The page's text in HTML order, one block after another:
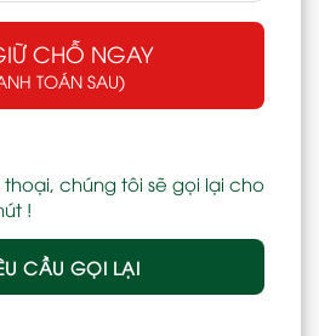
CHỖ NGAY
TOÁN SAU)
chúng tôi sẽ gọi lại cho
!
CẦU GỌI LẠI